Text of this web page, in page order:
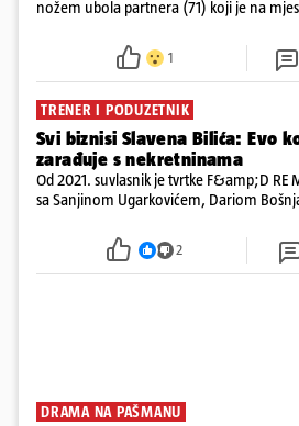
nožem ubola partnera (71) koji je na
ispitali i poslali u istražni zatvor
1
TRENER I PODUZETNIK
Svi biznisi Slavena Bilića: Evo
zarađuje s nekretninama
Od 2021. suvlasnik je tvrtke F&amp;D RE
sa Sanjinom Ugarkovićem, Dariom
poslovanje nekretninama, a od osnutka
2
DRAMA NA PAŠMANU